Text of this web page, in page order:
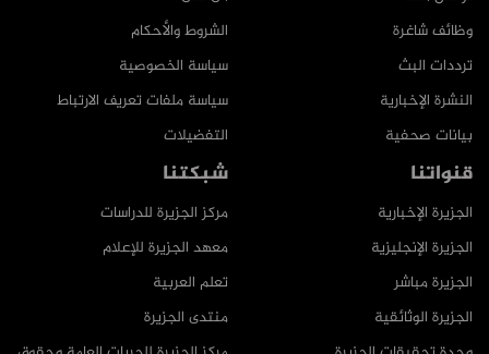
الشروط والأحكام
سياسة الخصوصية
سياسة ملفات تعريف الارتباط
التفضيلات
وظائف شاغرة
ترددات البث
النشرة الإخبارية
بيانات صحفية
شبكتنا
مركز الجزيرة للدراسات
معهد الجزيرة للإعلام
تعلم العربية
منتدى الجزيرة
قنواتنا
الجزيرة الإخبارية
الجزيرة الإنجليزية
الجزيرة مباشر
الجزيرة الوثائقية